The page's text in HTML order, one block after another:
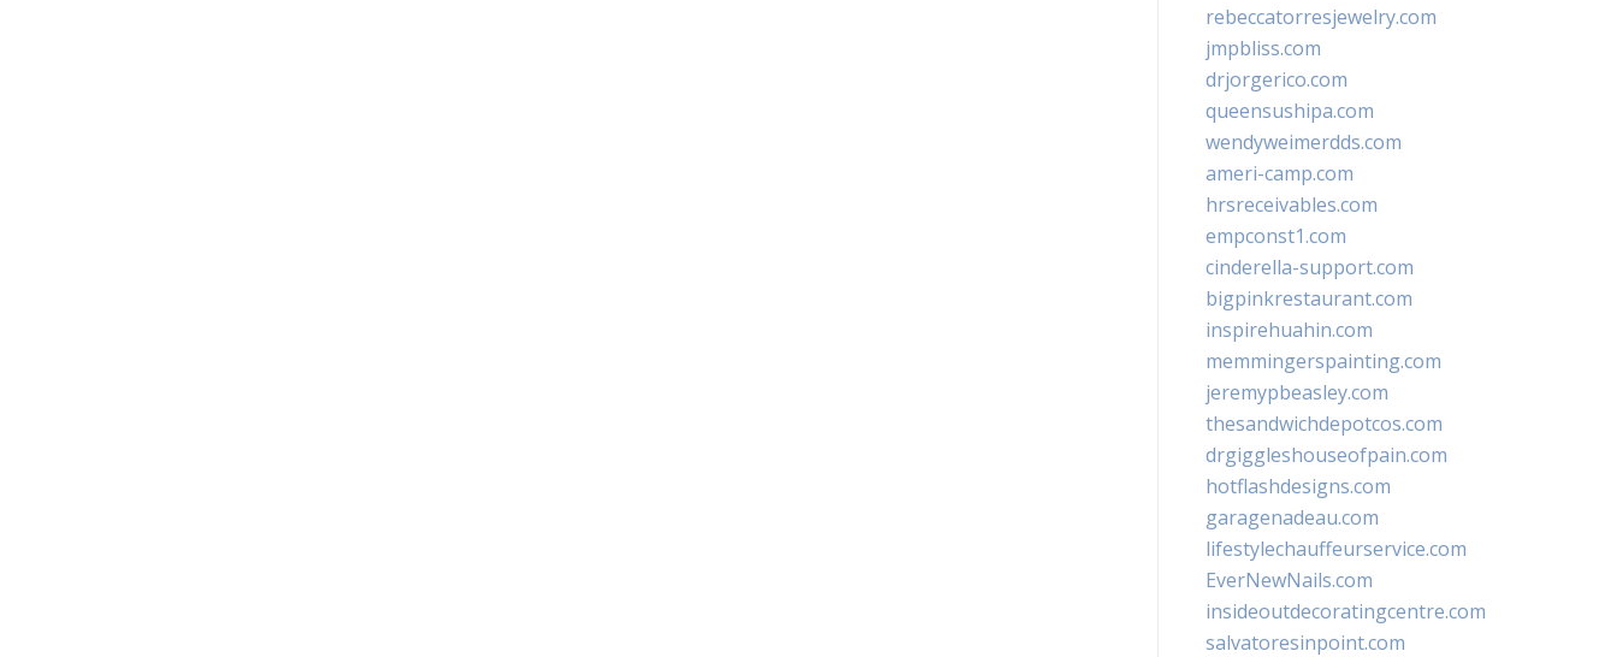
rebeccatorresjewelry.com
jmpbliss.com
drjorgerico.com
queensushipa.com
wendyweimerdds.com
ameri-camp.com
hrsreceivables.com
empconst1.com
cinderella-support.com
bigpinkrestaurant.com
inspirehuahin.com
memmingerspainting.com
jeremypbeasley.com
thesandwichdepotcos.com
drgiggleshouseofpain.com
hotflashdesigns.com
garagenadeau.com
lifestylechauffeurservice.com
EverNewNails.com
insideoutdecoratingcentre.com
salvatoresinpoint.com